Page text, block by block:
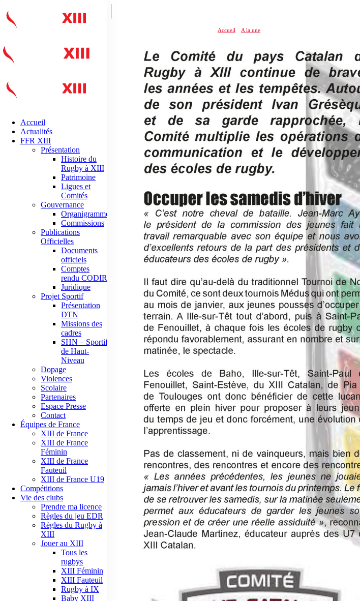
Accueil
Actualités
FFR XIII
Présentation
Histoire du
Rugby à XIII
Patrimoine
Ligues et
Comités
Gouvernance
Organigramme
Commissions
Publications
Officielles
Documents
officiels
Comptes
rendu CODIR
Juridique
Projet Sportif
Présentation
DTN
Missions des
cadres
SHN – Sportif
de Haut-
Niveau
Dopage
Violences
Scolaire
Partenaires
Espace Presse
Contact
Équipes de France
XIII de France
XIII de France
Féminin
XIII de France
Fauteuil
XIII de France U19
Compétitions
Vie des clubs
Prendre ma licence
Règles du jeu EDR
Règles du Rugby à
XIII
Jouer au XIII
Tous les
rugbys
XIII Féminin
XIII Fauteuil
Rugby à IX
Baby XIII
Accueil A la une